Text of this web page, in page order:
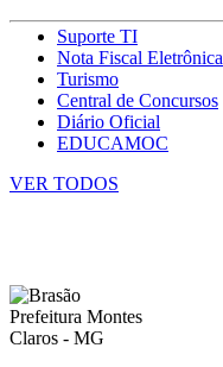
Suporte TI
Nota Fiscal Eletrônica
Turismo
Central de Concursos
Diário Oficial
EDUCAMOC
VER TODOS